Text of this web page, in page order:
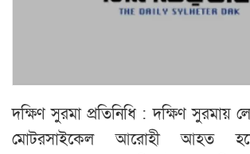
দক্ষিণ সুরমা প্রতিনিধি : দক্ষিণ সুরমায়
মোটরসাইকেল আরোহী আহত